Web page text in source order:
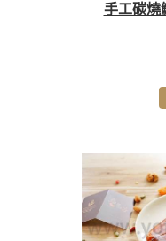
手工碳燒